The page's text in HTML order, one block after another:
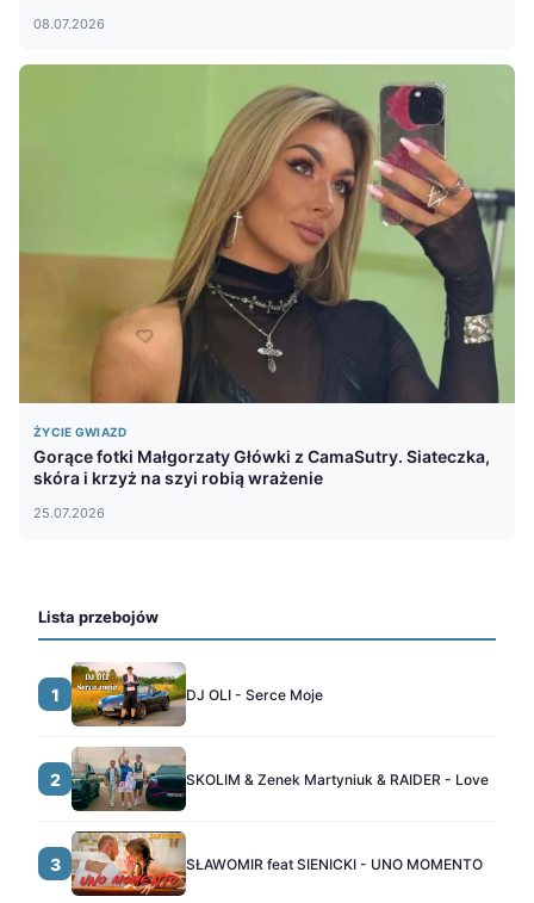
08.07.2026
ŻYCIE GWIAZD
Gorące fotki Małgorzaty Główki z CamaSutry. Siateczka,
skóra i krzyż na szyi robią wrażenie
25.07.2026
Lista przebojów
1 DJ OLI - Serce Moje
2 SKOLIM & Zenek Martyniuk & RAIDER - Love
3 SŁAWOMIR feat SIENICKI - UNO MOMENTO